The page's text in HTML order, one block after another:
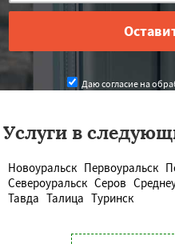
Даю согласие на
Услуги в
Новоуральск Первоуральск
Североуральск Серов
Тавда Талица Туринск